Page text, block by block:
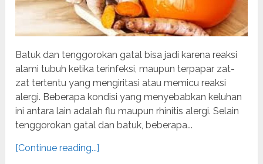
Batuk dan tenggorokan gatal bisa jadi karena reaksi
alami tubuh ketika terinfeksi, maupun terpapar zat-
zat tertentu yang mengiritasi atau memicu reaksi
alergi. Beberapa kondisi yang menyebabkan keluhan
ini antara lain adalah flu maupun rhinitis alergi. Selain
tenggorokan gatal dan batuk, beberapa...
[Continue reading...]